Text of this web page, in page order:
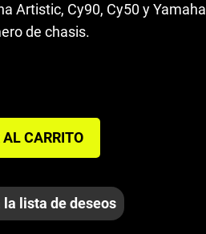
Artistic, Cy90, Cy50 y Yamaha
de chasis.
CARRITO
la lista de deseos